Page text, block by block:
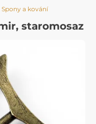
Spony a kování
staromosaz